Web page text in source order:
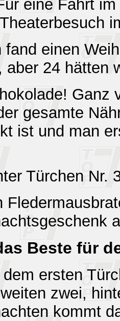
eine Fahrt
fand einen
aber 24 hätten
Ganz
gesamte
ist und man
Türchen Nr.
Beste für
dem ersten
zwei,
kommt